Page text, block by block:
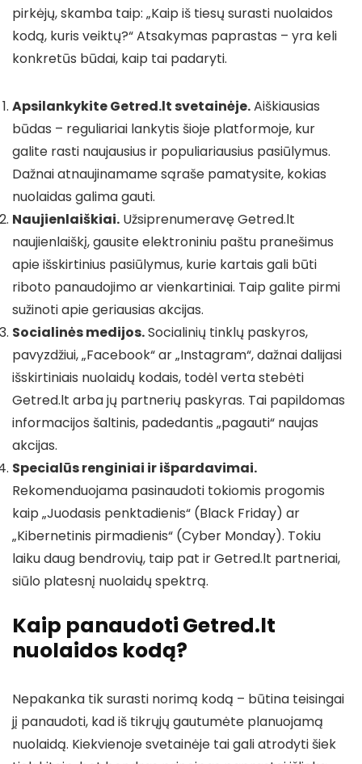
pirkėjų, skamba taip: „Kaip iš tiesų surasti nuolaidos
kodą, kuris veiktų?“ Atsakymas paprastas – yra keli
konkretūs būdai, kaip tai padaryti.
Apsilankykite Getred.lt svetainėje.Aiškiausias
būdas – reguliariai lankytis šioje platformoje, kur
galite rasti naujausius ir populiariausius pasiūlymus.
Dažnai atnaujinamame sąraše pamatysite, kokias
nuolaidas galima gauti.
Naujienlaiškiai. Užsiprenumeravę Getred.lt
naujienlaiškį, gausite elektroniniu paštu pranešimus
apie išskirtinius pasiūlymus, kurie kartais gali būti
riboto panaudojimo ar vienkartiniai. Taip galite pirmi
sužinoti apie geriausias akcijas.
Socialinės medijos.Socialinių tinklų paskyros,
pavyzdžiui, „Facebook“ ar „Instagram“, dažnai dalijasi
išskirtiniais nuolaidų kodais, todėl verta stebėti
Getred.lt arba jų partnerių paskyras. Tai papildomas
informacijos šaltinis, padedantis „pagauti“ naujas
akcijas.
Specialūs renginiai ir išpardavimai.
Rekomenduojama pasinaudoti tokiomis progomis
kaip „Juodasis penktadienis“ (Black Friday) ar
„Kibernetinis pirmadienis“ (Cyber Monday). Tokiu
laiku daug bendrovių, taip pat ir Getred.lt partneriai,
siūlo platesnį nuolaidų spektrą.
Kaip panaudoti Getred.lt
nuolaidos kodą?
Nepakanka tik surasti norimą kodą – būtina teisingai
jį panaudoti, kad iš tikrųjų gautumėte planuojamą
nuolaidą. Kiekvienoje svetainėje tai gali atrodyti šiek